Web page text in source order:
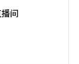
间